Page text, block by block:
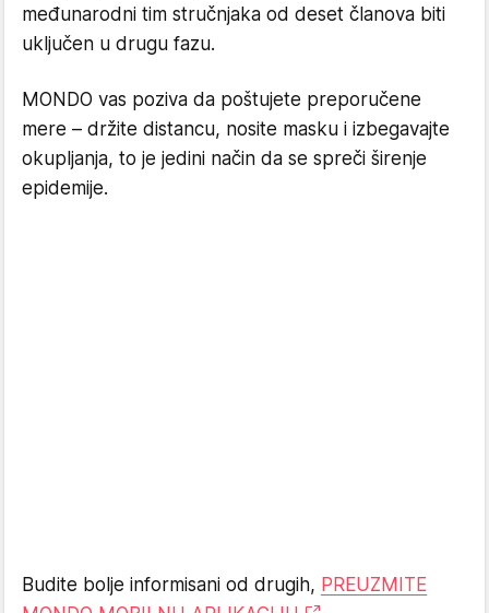
međunarodni tim stručnjaka od deset članova biti
uključen u drugu fazu.
MONDO vas poziva da poštujete preporučene
mere – držite distancu, nosite masku i izbegavajte
okupljanja, to je jedini način da se spreči širenje
epidemije.
Budite bolje informisani od drugih, PREUZMITE